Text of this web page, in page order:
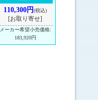
110,300円(税込)
[お取り寄せ]
メーカー希望小売価格:
183,920円